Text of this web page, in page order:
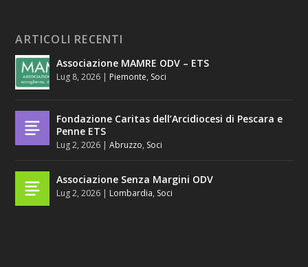
ARTICOLI RECENTI
Associazione MAMRE ODV – ETS
Lug 8, 2026 | Piemonte, Soci
Fondazione Caritas dell’Arcidiocesi di Pescara e
Penne ETS
Lug 2, 2026 |Abruzzo, Soci
Associazione Senza Margini ODV
Lug 2, 2026 | Lombardia, Soci